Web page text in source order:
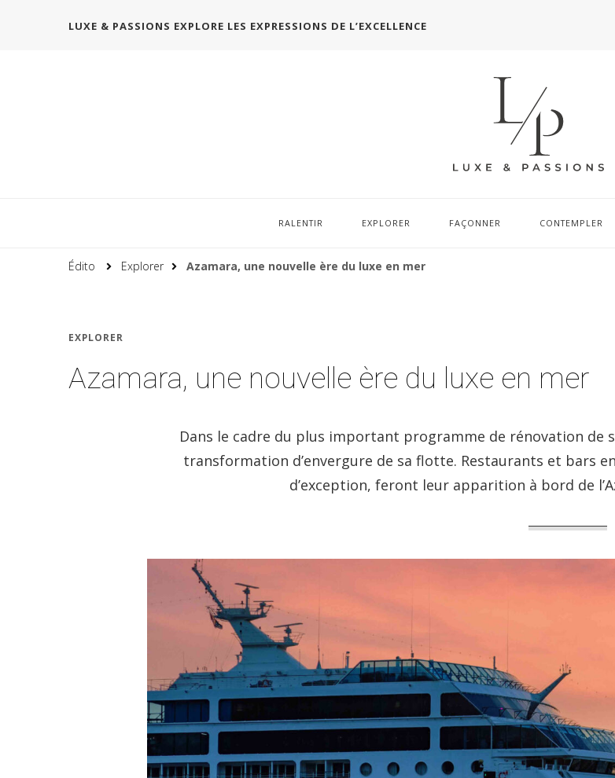
LUXE & PASSIONS EXPLORE LES EXPRESSIONS DE L’EXCELLENCE
RALENTIR EXPLORER FAÇONNER CONTEMPLER
Édito Explorer Azamara, une nouvelle ère du luxe en mer
EXPLORER
Azamara, une nouvelle ère du luxe en mer
Dans le cadre du plus important programme de rénovation de
transformation d’envergure de sa flotte. Restaurants et bars
d’exception, feront leur apparition à bord de